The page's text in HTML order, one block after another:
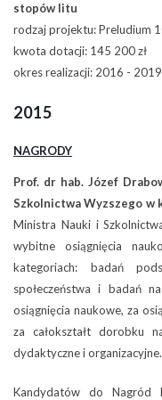
stopów litu
rodzaj projektu: Preludium
kwota dotacji: 145 200 zł
okres realizacji: 2016 - 2019
2015
NAGRODY
Prof. dr hab. Józef
Szkolnictwa Wyzszego w
Ministra Nauki i
wybitne osiągnięcia
kategoriach: badań
społeczeństwa i badań
osiągnięcia naukowe, za
za całokształt dorobku
dydaktyczne i organizacyjne.
Kandydatów do Nagród